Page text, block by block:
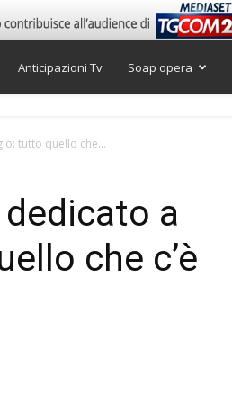
Anticipazioni Tv Soap opera
tutto quello che...
a
che c’è